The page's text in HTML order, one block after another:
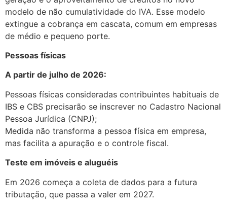
modelo de não cumulatividade do IVA. Esse modelo
extingue a cobrança em cascata, comum em empresas
de médio e pequeno porte.
Pessoas físicas
A partir de julho de 2026:
Pessoas físicas consideradas contribuintes habituais de
IBS e CBS precisarão se inscrever no Cadastro Nacional
Pessoa Jurídica (CNPJ);
Medida não transforma a pessoa física em empresa,
mas facilita a apuração e o controle fiscal.
Teste em imóveis e aluguéis
Em 2026 começa a coleta de dados para a futura
tributação, que passa a valer em 2027.